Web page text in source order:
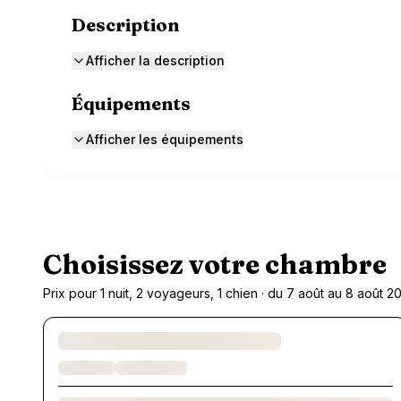
Description
Afficher la description
Équipements
Afficher les équipements
Choisissez votre chambre
Prix pour 1 nuit, 2 voyageurs, 1 chien · du 7 août au 8 août
Chargement des chambres et des formules…